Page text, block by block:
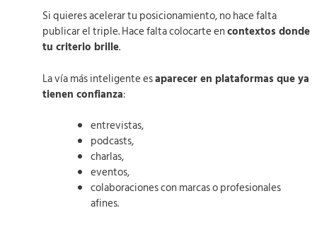
Si quieres acelerar tu posicionamiento, no hace falta
publicar el triple. Hace falta colocarte encontextos donde
tu criterio brille.
La vía más inteligente esaparecer en plataformas que ya
tienen confianza:
entrevistas,
podcasts,
charlas,
eventos,
colaboraciones con marcas o profesionales
afines.